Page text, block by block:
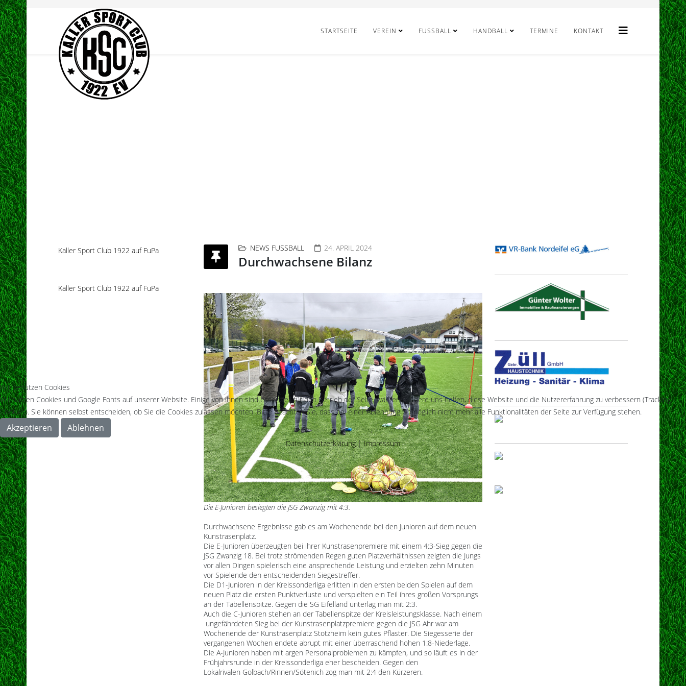
STARTSEITE VEREIN FUSSBALL HANDBALL TERMINE KONTAKT
Kaller Sport Club 1922 auf FuPa
Kaller Sport Club 1922 auf FuPa
NEWS FUSSBALL 24. APRIL 2024
Durchwachsene Bilanz
Die E-Junioren besiegten die JSG Zwanzig mit 4:3.
Durchwachsene Ergebnisse gab es am Wochenende bei den Junioren auf dem neuen
Kunstrasenplatz.
Die E-Junioren überzeugten bei ihrer Kunstrasenpremiere mit einem 4:3-Sieg gegen die
JSG Zwanzig 18. Bei trotz strömenden Regen guten Platzverhältnissen zeigten die Jungs
vor allen Dingen spielerisch eine ansprechende Leistung und erzielten zehn Minuten
vor Spielende den entscheidenden Siegestreffer.
Die D1-Junioren in der Kreissonderliga erlitten in den ersten beiden Spielen auf dem
neuen Platz die ersten Punktverluste und verspielten ein Teil ihres großen Vorsprungs
an der Tabellenspitze. Gegen die SG Eifelland unterlag man mit 2:3.
Auch die C-Junioren stehen an der Tabellenspitze der Kreisleistungsklasse. Nach einem
ungefährdeten Sieg bei der Kunstrasenplatzpremiere gegen die JSG Ahr war am
Wochenende der Kunstrasenplatz Stotzheim kein gutes Pflaster. Die Siegesserie der
vergangenen Wochen endete abrupt mit einer überraschend hohen 1:8-Niederlage.
Die A-Junioren haben mit argen Personalproblemen zu kämpfen, und so läuft es in der
Frühjahrsrunde in der Kreissonderliga eher bescheiden. Gegen den
Lokalrivalen Golbach/Rinnen/Sötenich zog man mit 2:4 den Kürzeren.
Wir benutzen Cookies
Wir nutzen Cookies und Google Fonts auf unserer Website. Einige von ihnen sind essenziell für den Betrieb der Seite, während andere uns helfen, diese Website und die Nutzererfahrung zu verbessern (Tracking
Cookies). Sie können selbst entscheiden, ob Sie die Cookies zulassen möchten. Bitte beachten Sie, dass bei einer Ablehnung womöglich nicht mehr alle Funktionalitäten der Seite zur Verfügung stehen.
Akzeptieren Ablehnen
Datenschutzerklärung|Impressum